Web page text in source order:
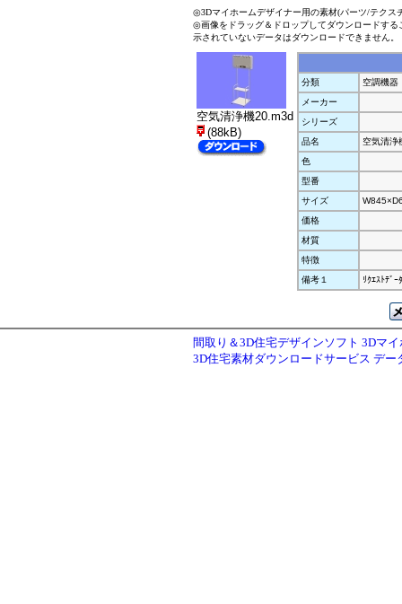
◎3Dマイホームデザイナー用の素材(パーツ/テクス
◎画像をドラッグ＆ドロップしてダウンロードす
示されていないデータはダウンロードできません。
空気清浄機20.m3d
(88kB)
分類
空調機器
メーカー
シリーズ
品名
空気清浄
色
型番
サイズ
価格
材質
特徴
備考１
ﾘｸｴｽﾄﾃﾞｰﾀ
間取り＆3D住宅デザインソフト 3Dマ
3D住宅素材ダウンロードサービス デー